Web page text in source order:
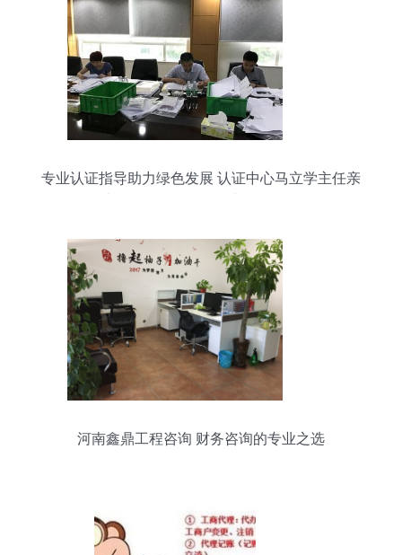
专业认证指导助力绿色发展 认证中心马立学主任亲
河南鑫鼎工程咨询 财务咨询的专业之选